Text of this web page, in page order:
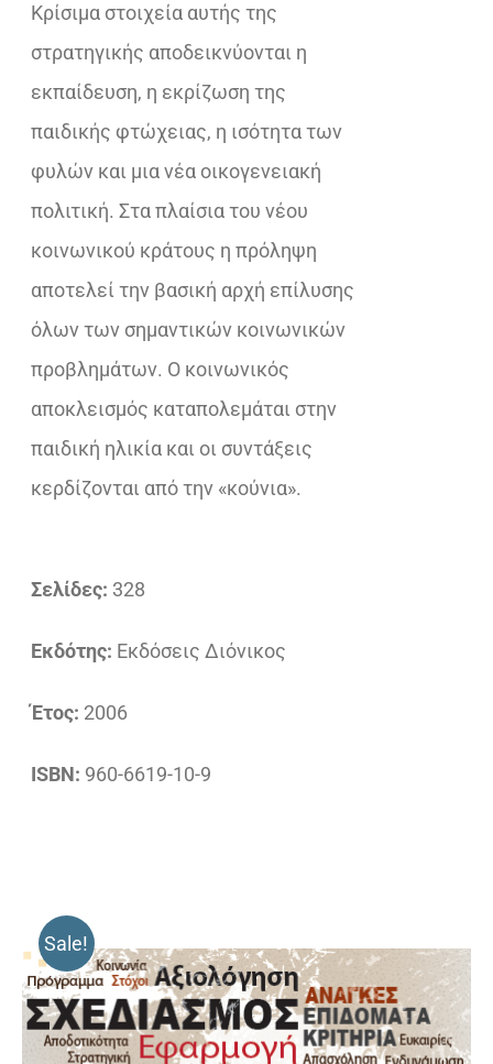
Κρίσιμα στοιχεία αυτής της
στρατηγικής αποδεικνύονται η
εκπαίδευση, η εκρίζωση της
παιδικής φτώχειας, η ισότητα των
φυλών και μια νέα οικογενειακή
πολιτική. Στα πλαίσια του νέου
κοινωνικού κράτους η πρόληψη
αποτελεί την βασική αρχή επίλυσης
όλων των σημαντικών κοινωνικών
προβλημάτων. Ο κοινωνικός
αποκλεισμός καταπολεμάται στην
παιδική ηλικία και οι συντάξεις
κερδίζονται από την «κούνια».
Σελίδες: 328
Εκδότης: Εκδόσεις Διόνικος
Έτος: 2006
ISBN: 960-6619-10-9
Sale!